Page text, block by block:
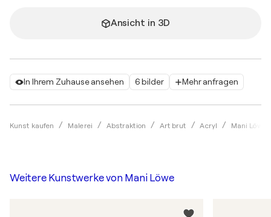
In Ihrem Zuhause ansehen 6 bilder Mehr anfragen
Kunst kaufen Malerei Abstraktion Art brut Acryl Mani Löwe
Ansicht in 3D
Weitere Kunstwerke von Mani Löwe